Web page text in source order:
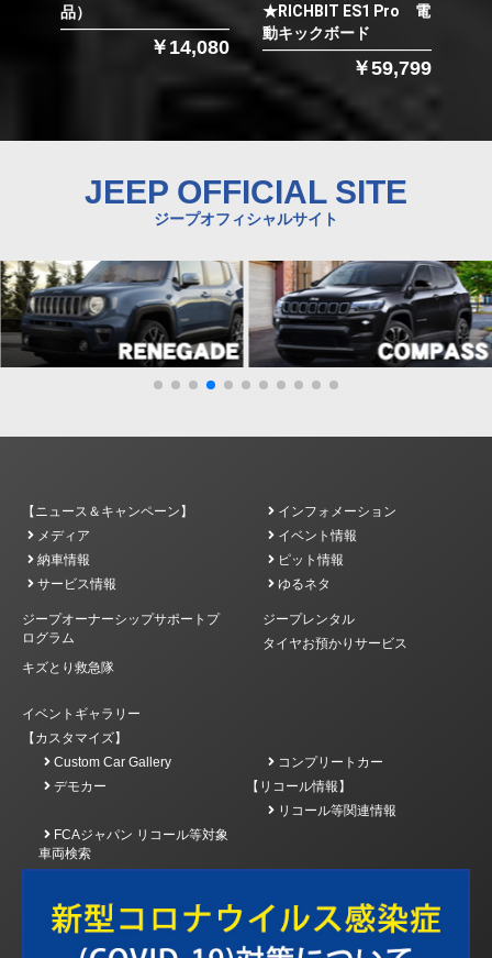
品）
￥14,080
★RICHBIT ES1 Pro 電
動キックボード
￥59,799
JEEP OFFICIAL SITE
ジープオフィシャルサイト
【ニュース＆キャンペーン】
インフォメーション
メディア
イベント情報
納車情報
ピット情報
サービス情報
ゆるネタ
ジープオーナーシップサポートプ
ログラム
ジープレンタル
タイヤお預かりサービス
キズとり救急隊
イベントギャラリー
【カスタマイズ】
Custom Car Gallery
コンプリートカー
デモカー
【リコール情報】
リコール等関連情報
FCAジャパン リコール等対象
車両検索